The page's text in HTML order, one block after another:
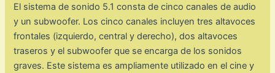
El sistema de sonido 5.1 consta de cinco canales de audio
y un subwoofer. Los cinco canales incluyen tres altavoces
frontales (izquierdo, central y derecho), dos altavoces
traseros y el subwoofer que se encarga de los sonidos
graves. Este sistema es ampliamente utilizado en el cine y